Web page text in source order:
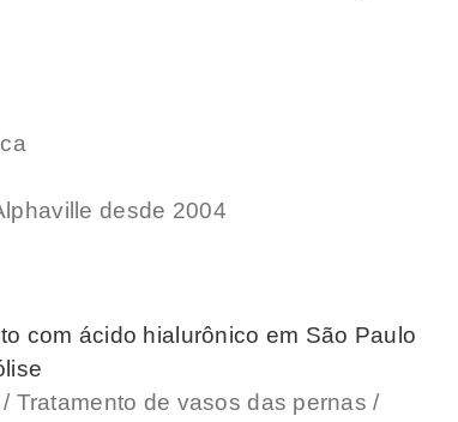
desde 2004
com ácido hialurônico em São Paulo
Tratamento de vasos das pernas /